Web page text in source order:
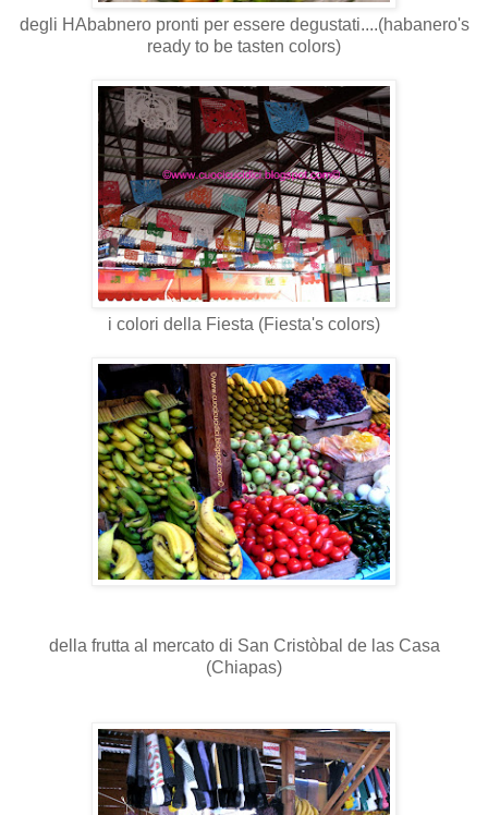
degli HAbabnero pronti per essere degustati....(habanero's
ready to be tasten colors)
i colori della Fiesta (Fiesta's colors)
della frutta al mercato di San Cristòbal de las Casa
(Chiapas)